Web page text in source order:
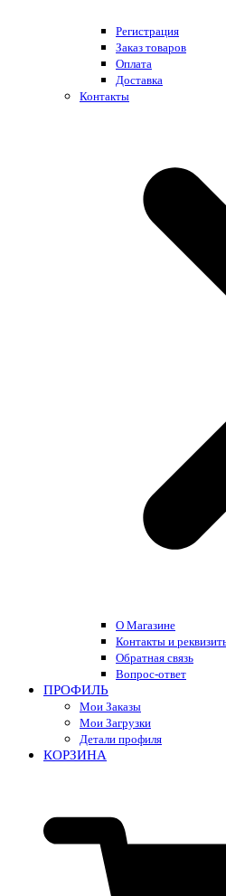
Регистрация
Заказ товаров
Оплата
Доставка
Контакты
О Магазине
Контакты и
Обратная связь
Вопрос-ответ
ПРОФИЛЬ
Мои Заказы
Мои Загрузки
Детали профиля
КОРЗИНА